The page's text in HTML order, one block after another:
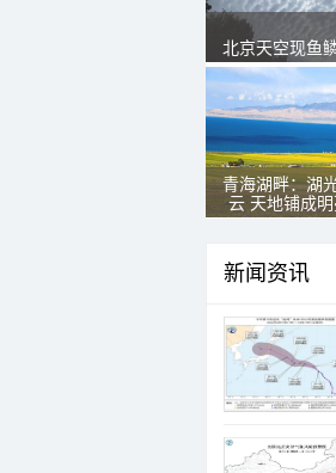
北京天空现鱼
青海湖畔：湖
云 天地铺成
新闻资讯